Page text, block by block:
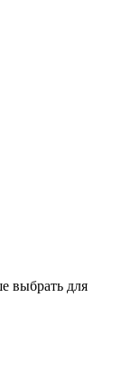
выбрать для